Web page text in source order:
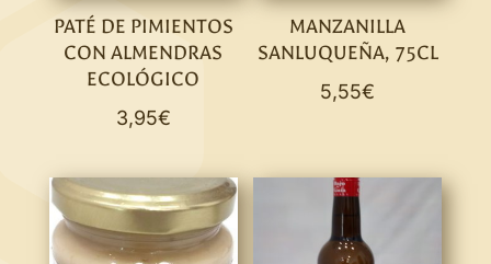
PATÉ DE PIMIENTOS
CON ALMENDRAS
ECOLÓGICO
3,95€
MANZANILLA
SANLUQUEÑA, 75CL
5,55€